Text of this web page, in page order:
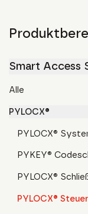
Smart Access
Alle
PYLOCX®
PYLOCX®
PYKEY®
PYLOCX®
PYLOCX®